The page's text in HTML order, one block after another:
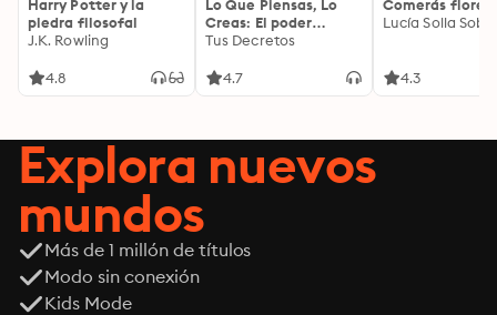
Harry Potter y la
piedra filosofal
J.K. Rowling
4.8
Lo Que Piensas, Lo
Creas: El poder
invisible de tus
tu energía para
Tus Decretos
4.7
Comerás flores
Lucía Solla
4.3
Explora nuevos
mundos
Más de 1 millón de títulos
Modo sin conexión
Kids Mode